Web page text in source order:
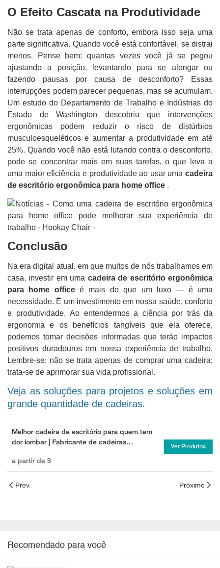
O Efeito Cascata na Produtividade
Não se trata apenas de conforto, embora isso seja uma
parte significativa. Quando você está confortável, se distrai
menos. Pense bem: quantas vezes você já se pegou
ajustando a posição, levantando para se alongar ou
fazendo pausas por causa de desconforto? Essas
interrupções podem parecer pequenas, mas se acumulam.
Um estudo do Departamento de Trabalho e Indústrias do
Estado de Washington descobriu que intervenções
ergonômicas podem reduzir o risco de distúrbios
musculoesqueléticos e aumentar a produtividade em até
25%. Quando você não está lutando contra o desconforto,
pode se concentrar mais em suas tarefas, o que leva a
uma maior eficiência e produtividade ao usar uma cadeira
de escritório ergonômica para home office .
Conclusão
Na era digital atual, em que muitos de nós trabalhamos em
casa, investir em uma cadeira de escritório ergonômica
para home officeé mais do que um luxo — é uma
necessidade. É um investimento em nossa saúde, conforto
e produtividade. Ao entendermos a ciência por trás da
ergonomia e os benefícios tangíveis que ela oferece,
podemos tomar decisões informadas que terão impactos
positivos duradouros em nossa experiência de trabalho.
Lembre-se: não se trata apenas de comprar uma cadeira;
trata-se de aprimorar sua vida profissional.
Veja as soluções para projetos e soluções em
grande quantidade de cadeiras.
Melhor cadeira de escritório para quem tem
dor lombar | Fabricante de cadeiras
a partir de $
Ver Produtos
Prev. Próximo
Recomendado para você